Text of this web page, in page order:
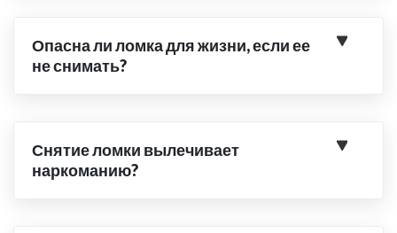
Опасна ли ломка для жизни, если ее
не снимать?
Снятие ломки вылечивает
наркоманию?